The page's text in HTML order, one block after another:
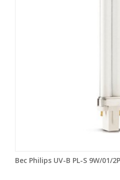
Bec Philips UV-B PL-S 9W/01/2P